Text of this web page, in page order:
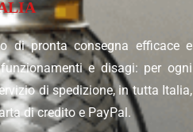
di pronta consegna efficace e
e disagi: per ogni
di spedizione, in tutta Italia,
di credito e PayPal.